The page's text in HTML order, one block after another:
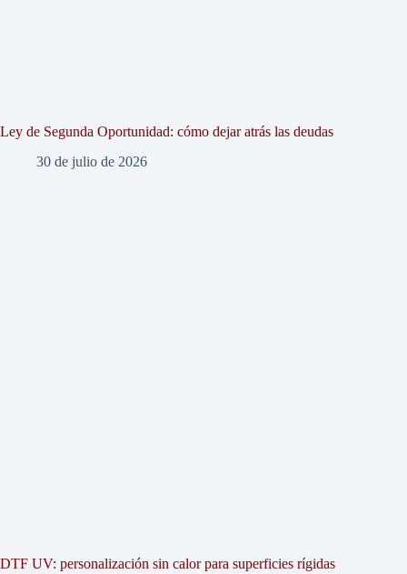
Ley de Segunda Oportunidad: cómo dejar atrás las deudas
30 de julio de 2026
DTF UV: personalización sin calor para superficies rígidas